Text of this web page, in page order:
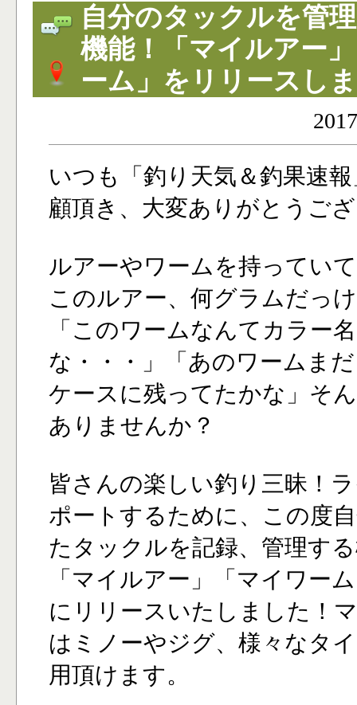
自分のタックルを管
機能！「マイルアー
ーム」をリリースし
いつも「釣り天気＆釣果速
顧頂き、大変ありがとうご
ルアーやワームを持ってい
このルアー、何グラムだっ
「このワームなんてカラー
な・・・」「あのワームま
ケースに残ってたかな」そ
ありませんか？
皆さんの楽しい釣り三昧！
ポートするために、この度
たタックルを記録、管理す
「マイルアー」「マイワー
にリリースいたしました！
はミノーやジグ、様々なタ
用頂けます。